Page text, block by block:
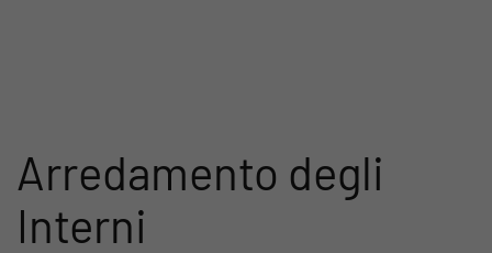
Arredamento degli
Interni